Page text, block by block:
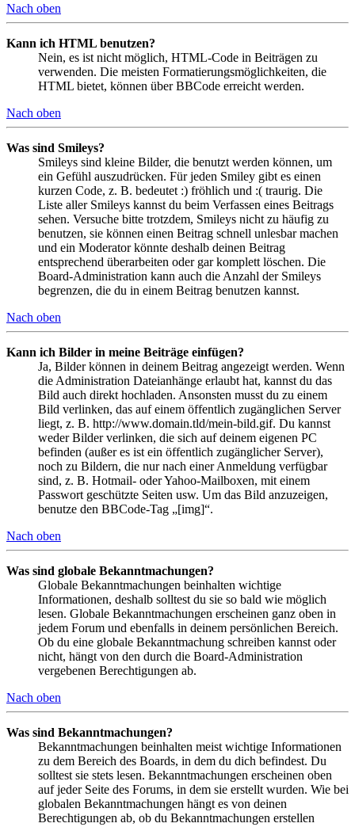
Nach oben
Kann ich HTML benutzen?
Nein, es ist nicht möglich, HTML-Code in Beiträgen zu
verwenden. Die meisten Formatierungsmöglichkeiten, die
HTML bietet, können über BBCode erreicht werden.
Nach oben
Was sind Smileys?
Smileys sind kleine Bilder, die benutzt werden können, um
ein Gefühl auszudrücken. Für jeden Smiley gibt es einen
kurzen Code, z. B. bedeutet :) fröhlich und :( traurig. Die
Liste aller Smileys kannst du beim Verfassen eines Beitrags
sehen. Versuche bitte trotzdem, Smileys nicht zu häufig zu
benutzen, sie können einen Beitrag schnell unlesbar machen
und ein Moderator könnte deshalb deinen Beitrag
entsprechend überarbeiten oder gar komplett löschen. Die
Board-Administration kann auch die Anzahl der Smileys
begrenzen, die du in einem Beitrag benutzen kannst.
Nach oben
Kann ich Bilder in meine Beiträge einfügen?
Ja, Bilder können in deinem Beitrag angezeigt werden. Wenn
die Administration Dateianhänge erlaubt hat, kannst du das
Bild auch direkt hochladen. Ansonsten musst du zu einem
Bild verlinken, das auf einem öffentlich zugänglichen Server
liegt, z. B. http://www.domain.tld/mein-bild.gif. Du kannst
weder Bilder verlinken, die sich auf deinem eigenen PC
befinden (außer es ist ein öffentlich zugänglicher Server),
noch zu Bildern, die nur nach einer Anmeldung verfügbar
sind, z. B. Hotmail- oder Yahoo-Mailboxen, mit einem
Passwort geschützte Seiten usw. Um das Bild anzuzeigen,
benutze den BBCode-Tag „[img]“.
Nach oben
Was sind globale Bekanntmachungen?
Globale Bekanntmachungen beinhalten wichtige
Informationen, deshalb solltest du sie so bald wie möglich
lesen. Globale Bekanntmachungen erscheinen ganz oben in
jedem Forum und ebenfalls in deinem persönlichen Bereich.
Ob du eine globale Bekanntmachung schreiben kannst oder
nicht, hängt von den durch die Board-Administration
vergebenen Berechtigungen ab.
Nach oben
Was sind Bekanntmachungen?
Bekanntmachungen beinhalten meist wichtige Informationen
zu dem Bereich des Boards, in dem du dich befindest. Du
solltest sie stets lesen. Bekanntmachungen erscheinen oben
auf jeder Seite des Forums, in dem sie erstellt wurden. Wie bei
globalen Bekanntmachungen hängt es von deinen
Berechtigungen ab, ob du Bekanntmachungen erstellen